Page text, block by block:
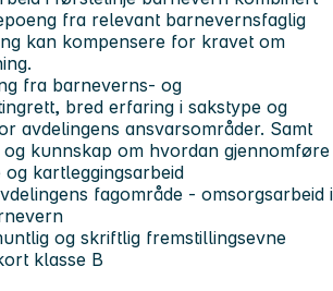
fra relevant barnevernsfaglig
kan kompensere for kravet om
fra barneverns- og
bred erfaring i sakstype og
avdelingens ansvarsområder. Samt
kunnskap om hvordan gjennomføre
kartleggingsarbeid
fagområde - omsorgsarbeid i
og skriftlig fremstillingsevne
klasse B